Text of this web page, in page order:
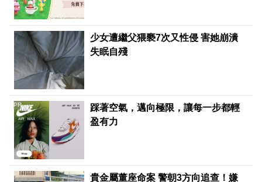
少女遭繼父猥褻7次又性侵 害她崩潰
失眠自殘
踩著空氣，邁向極限，讓每一步都輕
盈有力
PR
貴金屬董座命案 警朝3方向追查！嫌